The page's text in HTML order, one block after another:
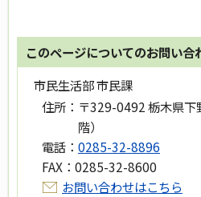
このページについてのお問い合
市民生活部 市民課
住所： 〒329-0492 栃木県下
階）
電話： 0285-32-8896
FAX： 0285-32-8600
お問い合わせはこちら